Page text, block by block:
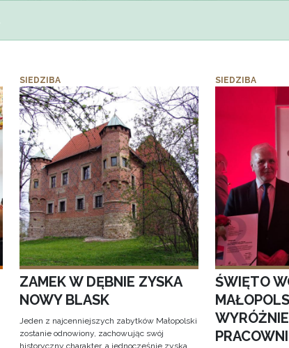
SIEDZIBA
ZAMEK W DĘBNIE ZYSKA
NOWY BLASK
Jeden z najcenniejszych zabytków Małopolski
zostanie odnowiony, zachowując swój
SIEDZIBA
ŚWIĘTO